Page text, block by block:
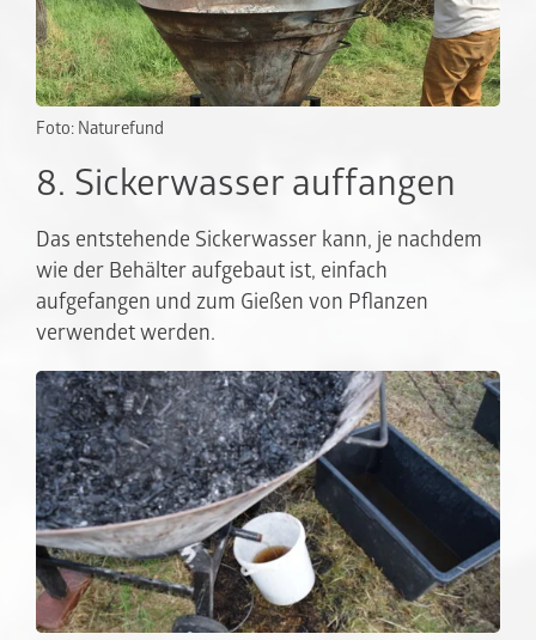
Foto: Naturefund
8. Sickerwasser auffangen
Das entstehende Sickerwasser kann, je nachdem
wie der Behälter aufgebaut ist, einfach
aufgefangen und zum Gießen von Pflanzen
verwendet werden.